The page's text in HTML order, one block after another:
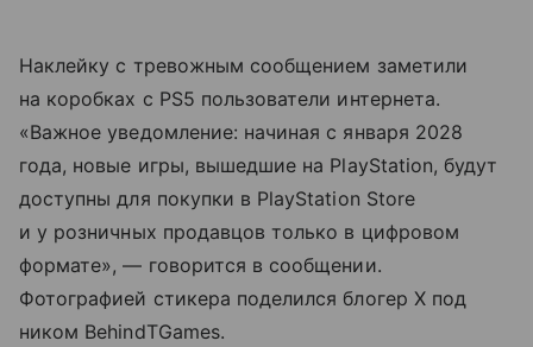
Наклейку с тревожным сообщением заметили
на коробках с PS5 пользователи интернета.
«Важное уведомление: начиная с января 2028
года, новые игры, вышедшие на PlayStation, будут
доступны для покупки в PlayStation Store
и у розничных продавцов только в цифровом
формате», — говорится в сообщении.
Фотографией стикера поделился блогер X под
ником BehindTGames.